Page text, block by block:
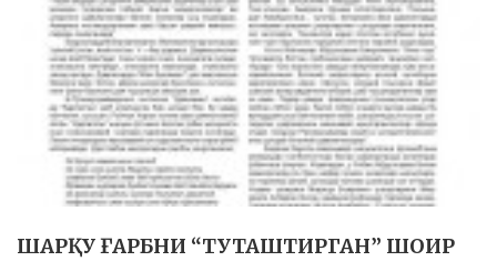
ШАРҚУ ҒАРБНИ “ТУТАШТИРГАН” ШОИР